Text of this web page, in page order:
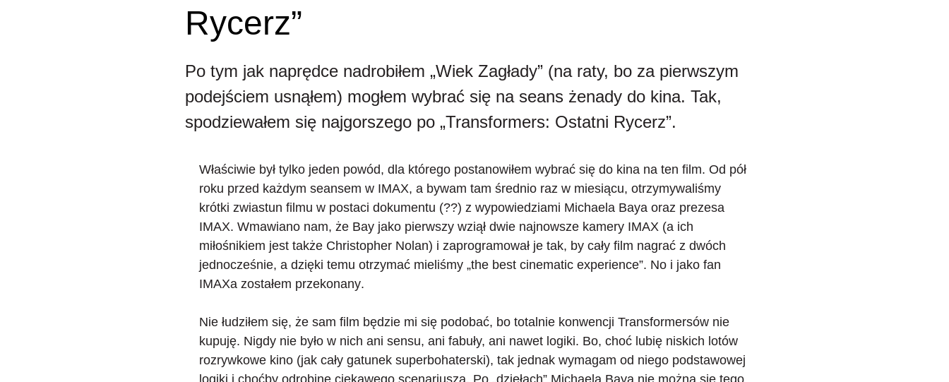
Rycerz”
Po tym jak naprędce nadrobiłem „Wiek Zagłady” (na raty, bo za pierwszym
podejściem usnąłem) mogłem wybrać się na seans żenady do kina. Tak,
spodziewałem się najgorszego po „Transformers: Ostatni Rycerz”.
Właściwie był tylko jeden powód, dla którego postanowiłem wybrać się do kina na ten film. Od pół
roku przed każdym seansem w IMAX, a bywam tam średnio raz w miesiącu, otrzymywaliśmy
krótki zwiastun filmu w postaci dokumentu (??) z wypowiedziami Michaela Baya oraz prezesa
IMAX. Wmawiano nam, że Bay jako pierwszy wziął dwie najnowsze kamery IMAX (a ich
miłośnikiem jest także Christopher Nolan) i zaprogramował je tak, by cały film nagrać z dwóch
jednocześnie, a dzięki temu otrzymać mieliśmy „the best cinematic experience”. No i jako fan
IMAXa zostałem przekonany.
Nie łudziłem się, że sam film będzie mi się podobać, bo totalnie konwencji Transformersów nie
kupuję. Nigdy nie było w nich ani sensu, ani fabuły, ani nawet logiki. Bo, choć lubię niskich lotów
rozrywkowe kino (jak cały gatunek superbohaterski), tak jednak wymagam od niego podstawowej
logiki i choćby odrobinę ciekawego scenariusza. Po „dziełach” Michaela Baya nie można się tego